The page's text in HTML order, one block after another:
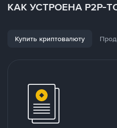
КАК УСТРОЕНА P2P-
Купить криптовалюту